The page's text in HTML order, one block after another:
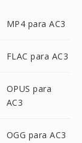
MP4 para AC3
FLAC para AC3
OPUS para
AC3
OGG para AC3